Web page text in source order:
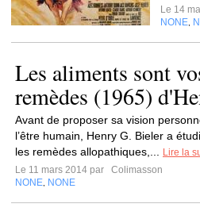
Le 14
NONE
Les aliments sont
remèdes (1965)
Avant de proposer sa vision
l’être humain, Henry G. Bieler a
les remèdes allopathiques,...
Lire la
Le 11 mars 2014 par
Colimasson
NONE NONE